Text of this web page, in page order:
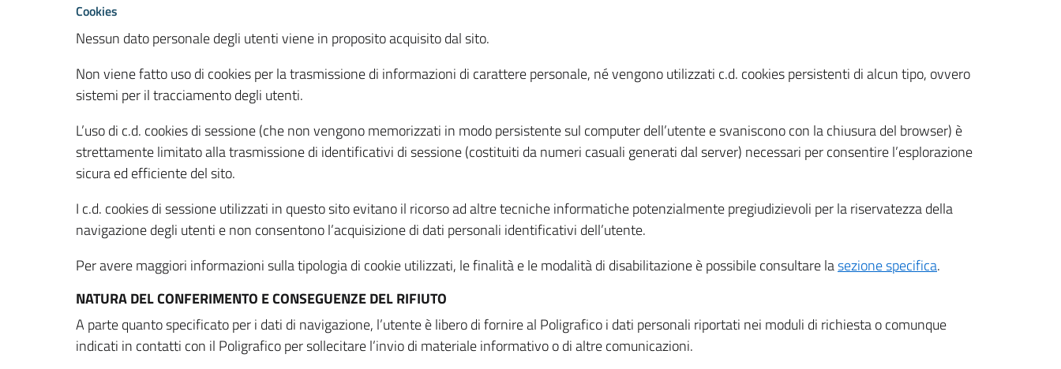
Cookies
Nessun dato personale degli utenti viene in proposito acquisito dal sito.
Non viene fatto uso di cookies per la trasmissione di informazioni di carattere personale, né vengono utilizzati c.d. cookies persistenti di alcun tipo, ovvero
sistemi per il tracciamento degli utenti.
L’uso di c.d. cookies di sessione (che non vengono memorizzati in modo persistente sul computer dell’utente e svaniscono con la chiusura del browser) è
strettamente limitato alla trasmissione di identificativi di sessione (costituiti da numeri casuali generati dal server) necessari per consentire l’esplorazione
sicura ed efficiente del sito.
I c.d. cookies di sessione utilizzati in questo sito evitano il ricorso ad altre tecniche informatiche potenzialmente pregiudizievoli per la riservatezza della
navigazione degli utenti e non consentono l’acquisizione di dati personali identificativi dell’utente.
Per avere maggiori informazioni sulla tipologia di cookie utilizzati, le finalità e le modalità di disabilitazione è possibile consultare lasezione specifica.
NATURA DEL CONFERIMENTO E CONSEGUENZE DEL RIFIUTO
A parte quanto specificato per i dati di navigazione, l’utente è libero di fornire al Poligrafico i dati personali riportati nei moduli di richiesta o comunque
indicati in contatti con il Poligrafico per sollecitare l’invio di materiale informativo o di altre comunicazioni.